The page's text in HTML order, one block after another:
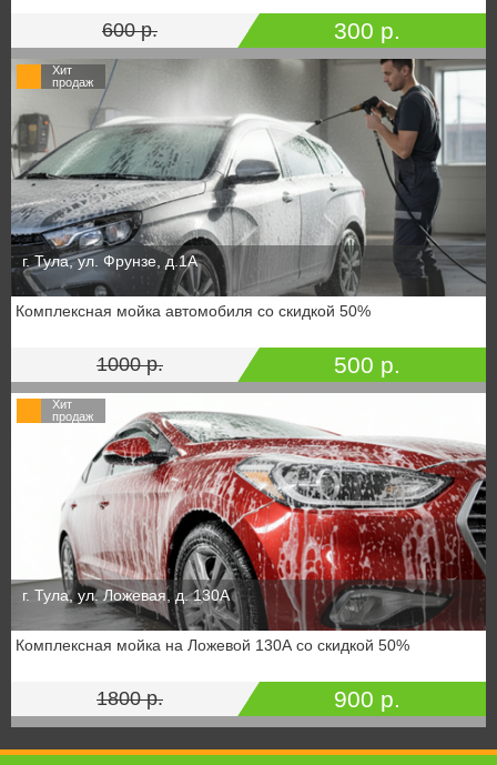
600 р. 300 р.
Хит
продаж
г. Тула, ул. Фрунзе, д.1А
Комплексная мойка автомобиля со скидкой 50%
1000 р. 500 р.
Хит
продаж
г. Тула, ул. Ложевая, д. 130А
Комплексная мойка на Ложевой 130А со скидкой 50%
1800 р. 900 р.